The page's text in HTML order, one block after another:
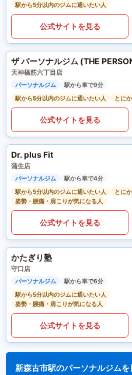
駅から5分以内のジムに通いたい人
公式サイトを見る
ザ パーソナルジム (THE
天神橋筋六丁目店
パーソナルジム
駅から車で9分
駅から5分以内のジムに通いたい人
とに
公式サイトを見る
Dr. plus Fit
蒲生店
パーソナルジム
駅から車で4分
駅から5分以内のジムに通いたい人
とに
姿勢・腰痛・肩こりが気になる人
公式サイトを見る
かたぎり塾
守口店
パーソナルジム
駅から車で6分
駅から5分以内のジムに通いたい人
姿勢・腰痛・肩こりが気になる人
公式サイトを見る
新森古市駅のパーソナルジム